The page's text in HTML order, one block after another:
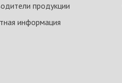
продукции
информация